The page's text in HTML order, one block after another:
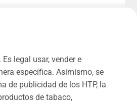
legal usar, vender e
específica. Asimismo, se
de publicidad de los HTP, la
de tabaco,